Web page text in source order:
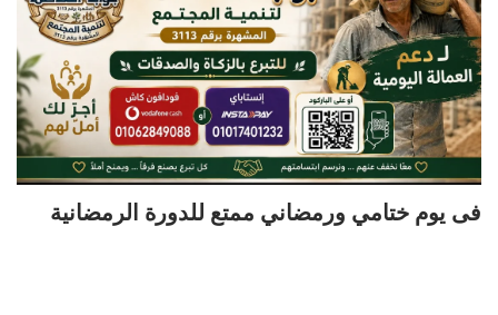
فى يوم ختامي ورمضاني ممتع للدورة الرمضانية